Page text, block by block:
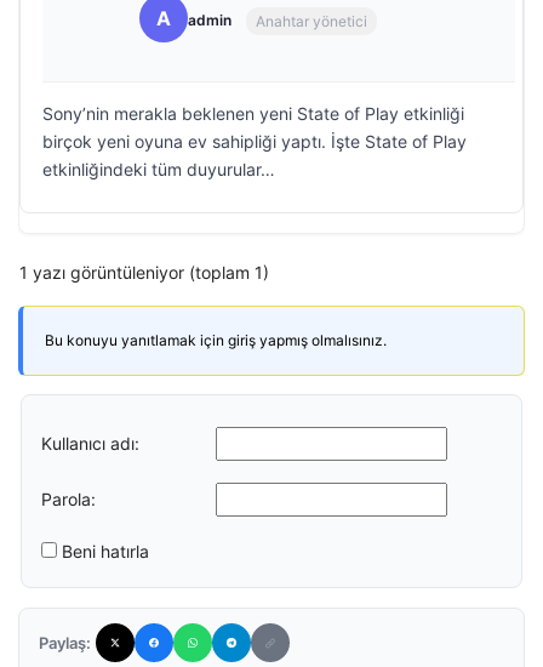
A admin Anahtar yönetici
Sony’nin merakla beklenen yeni State of Play etkinliği
birçok yeni oyuna ev sahipliği yaptı. İşte State of Play
etkinliğindeki tüm duyurular…
1 yazı görüntüleniyor (toplam 1)
Bu konuyu yanıtlamak için giriş yapmış olmalısınız.
Kullanıcı adı:
Parola:
Beni hatırla
Paylaş: